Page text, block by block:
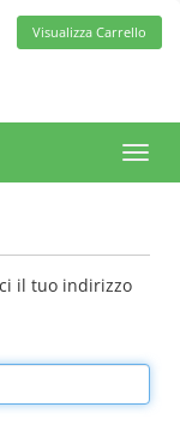
Visualizza Carrello
Attiva
il tuo indirizzo